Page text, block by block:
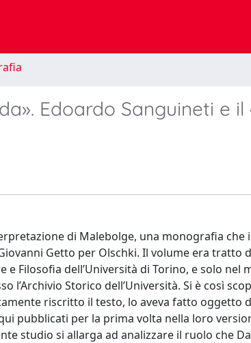
Edoardo Sanguineti e il
di Malebolge, una monografia che
Getto per Olschki. Il volume era tratto
e Filosofia dell’Università di Torino, e solo nel
Storico dell’Università. Si è così
riscritto il testo, lo aveva fatto oggetto
pubblicati per la prima volta nella loro
studio si allarga ad analizzare il ruolo che